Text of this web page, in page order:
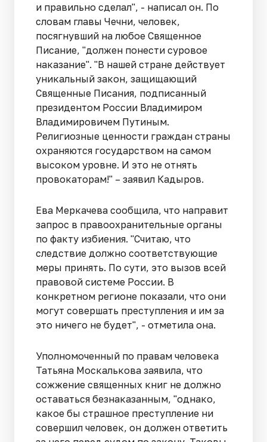
и правильно сделал", - написал он. По
словам главы Чечни, человек,
посягнувший на любое Священное
Писание, "должен понести суровое
наказание". "В нашей стране действует
уникальный закон, защищающий
Священные Писания, подписанный
президентом России Владимиром
Владимировичем Путиным.
Религиозные ценности граждан страны
охраняются государством на самом
высоком уровне. И это не отнять
провокаторам!" – заявил Кадыров.
Ева Меркачева сообщила, что направит
запрос в правоохранительные органы
по факту избиения. "Считаю, что
следствие должно соответствующие
меры принять. По сути, это вызов всей
правовой системе России. В
конкретном регионе показали, что они
могут совершать преступления и им за
это ничего не будет", - отметила она.
Уполномоченный по правам человека
Татьяна Москалькова заявила, что
сожжение священных книг не должно
оставаться безнаказанным, "однако,
какое бы страшное преступление ни
совершил человек, он должен ответить